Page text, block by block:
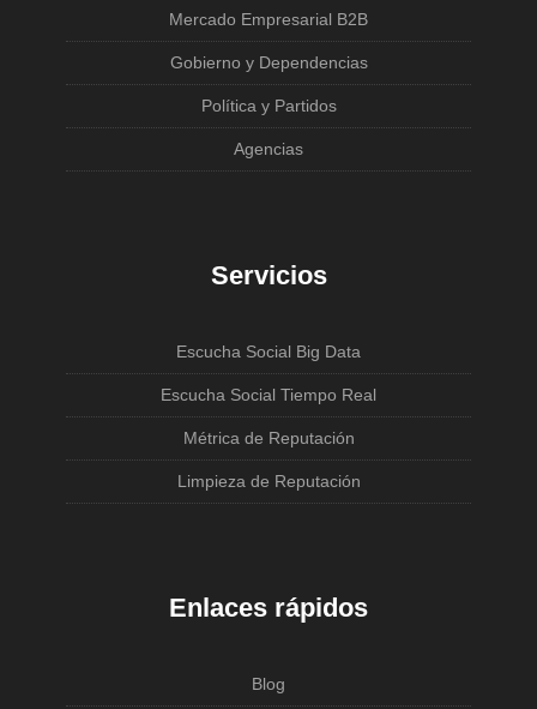
Mercado Empresarial B2B
Gobierno y Dependencias
Política y Partidos
Agencias
Servicios
Escucha Social Big Data
Escucha Social Tiempo Real
Métrica de Reputación
Limpieza de Reputación
Enlaces rápidos
Blog